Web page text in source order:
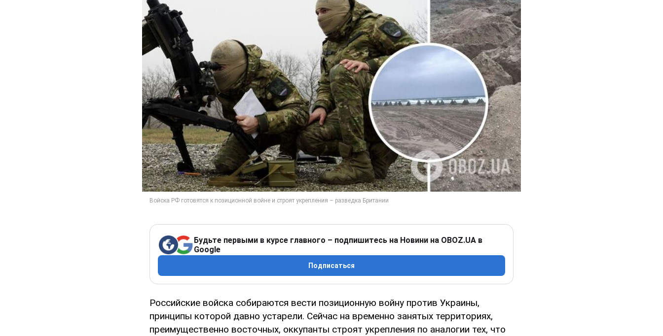
Будьте первыми в курсе главного – подпишитесь на Новини на OBOZ.UA в
Google
Подписаться
Российские войска собираются вести позиционную войну против Украины,
принципы которой давно устарели. Сейчас на временно занятых территориях,
преимущественно восточных, оккупанты строят укрепления по аналогии тех, что